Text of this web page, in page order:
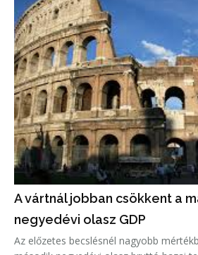
A vártnál jobban csökkent a
negyedévi olasz GDP
Az előzetes becslésnél nagyobb